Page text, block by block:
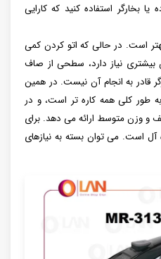
یا بخارگر استفاده کنید که کارایی
است. در حالی که اتو کردن کمی
نیاز دارد، سطحی از صاف
قادر به انجام آن نیست. در همین
طور کلی همه‌ کاره‌ تر است، و در
و وزن متوسط ارائه می‌ دهد. برای
است. می توان بسته به نیازهای